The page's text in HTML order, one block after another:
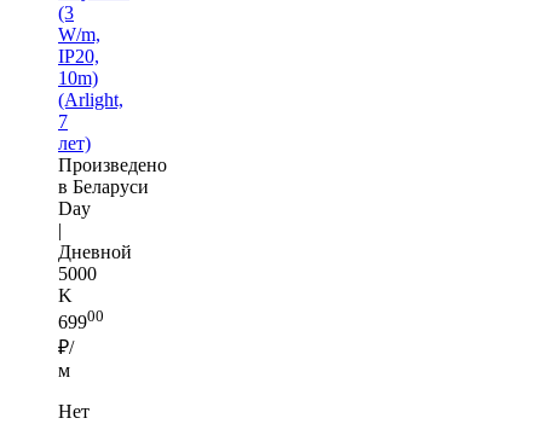
(3
W/m,
IP20,
10m)
(Arlight,
7
лет)
Произведено
в Беларуси
Day
|
Дневной
5000
K
69900
₽/
м
Нет